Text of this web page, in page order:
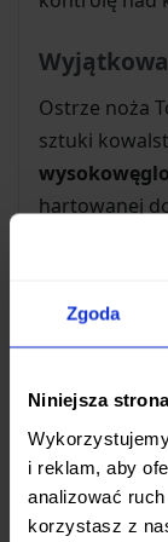
Zgoda
Niniejsza
i reklam, aby
analizować
korzystasz z
Ostrze noża
sztuki
hartowanej
doskonałą
63 warstwy
elastyczność.
Komfort i
Rękojeść